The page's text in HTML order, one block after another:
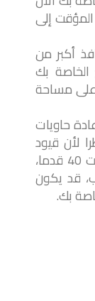
إلى
أكبر من
الخاصة بك
مساحة
حاويات
لأن قيود
السعة تعتمد خاصة بالنسبة إلى حاويات 40 قدما،
قد يكون
بك.